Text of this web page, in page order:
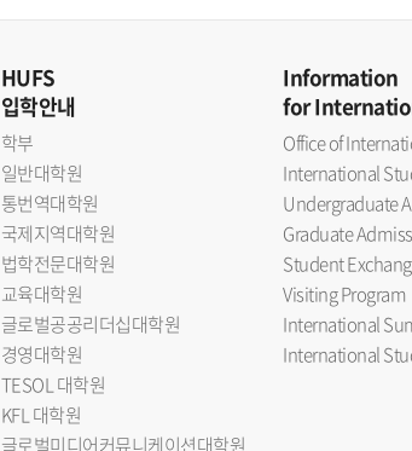
HUFS
입학안내
학부
일반대학원
통번역대학원
국제지역대학원
법학전문대학원
교육대학원
글로벌공공리더십대학원
경영대학원
TESOL 대학원
KFL 대학원
글로벌미디어커뮤니케이션대학원
Information
for
Office of
International
Undergraduate
Graduate
Student
Visiting Program
International
International